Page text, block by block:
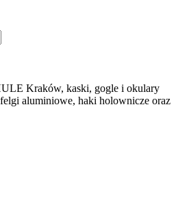
Kraków, kaski, gogle i okulary
aluminiowe, haki holownicze oraz